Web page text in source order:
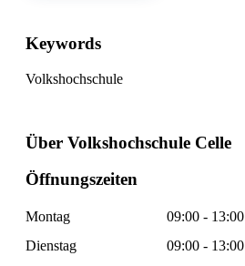
Keywords
Volkshochschule
Über Volkshochschule Celle
Öffnungszeiten
Montag
09:00 - 13:00
Dienstag
09:00 - 13:00